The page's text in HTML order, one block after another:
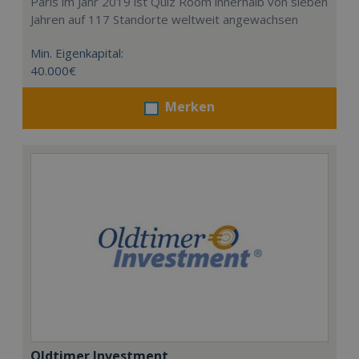
Jahren auf 117 Standorte weltweit angewachsen
Min. Eigenkapital:
40.000€
Merken